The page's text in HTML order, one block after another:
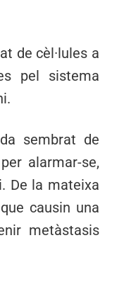
de cèl·lules a
pel sistema
sembrat de
alarmar-se,
De la mateixa
causin una
metàstasis